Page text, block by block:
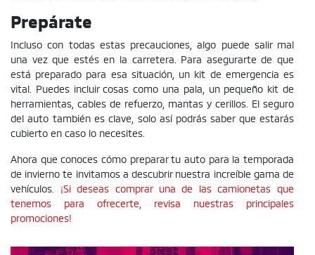
Prepárate
Incluso con todas estas precauciones, algo puede salir mal
una vez que estés en la carretera. Para asegurarte de que
está preparado para esa situación, un kit de emergencia es
vital. Puedes incluir cosas como una pala, un pequeño kit de
herramientas, cables de refuerzo, mantas y cerillos. El seguro
del auto también es clave, solo así podrás saber que estarás
cubierto en caso lo necesites.
Ahora que conoces cómo preparar tu auto para la temporada
de invierno te invitamos a descubrir nuestra increíble gama de
vehículos.
¡Si deseas comprar una de las camionetas que
tenemos para ofrecerte, revisa nuestras principales
promociones!